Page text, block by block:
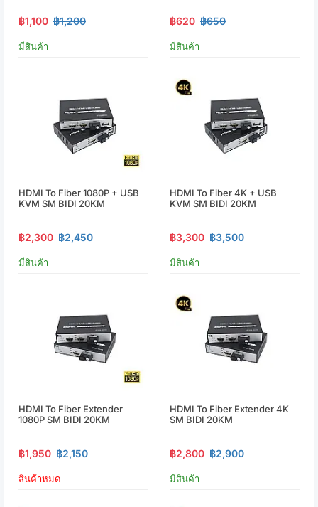
฿1,100 ฿1,200
มีสินค้า
฿620 ฿650
มีสินค้า
HDMI To Fiber 1080P + USB
KVM SM BIDI 20KM
฿2,300 ฿2,450
มีสินค้า
HDMI To Fiber 4K + USB
KVM SM BIDI 20KM
฿3,300 ฿3,500
มีสินค้า
HDMI To Fiber Extender
1080P SM BIDI 20KM
฿1,950 ฿2,150
สินค้าหมด
HDMI To Fiber Extender 4K
SM BIDI 20KM
฿2,800 ฿2,900
มีสินค้า